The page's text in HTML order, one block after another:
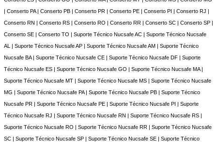
| Conserto PA | Conserto PB | Conserto PR | Conserto PE | Conserto PI | Conserto RJ |
Conserto RN | Conserto RS | Conserto RO | Conserto RR | Conserto SC | Conserto SP |
Conserto SE | Conserto TO | Suporte Técnico Nucsafe AC | Suporte Técnico Nucsafe
AL | Suporte Técnico Nucsafe AP | Suporte Técnico Nucsafe AM | Suporte Técnico
Nucsafe BA | Suporte Técnico Nucsafe CE | Suporte Técnico Nucsafe DF | Suporte
Técnico Nucsafe ES | Suporte Técnico Nucsafe GO | Suporte Técnico Nucsafe MA |
Suporte Técnico Nucsafe MT | Suporte Técnico Nucsafe MS | Suporte Técnico Nucsafe
MG | Suporte Técnico Nucsafe PA | Suporte Técnico Nucsafe PB | Suporte Técnico
Nucsafe PR | Suporte Técnico Nucsafe PE | Suporte Técnico Nucsafe PI | Suporte
Técnico Nucsafe RJ | Suporte Técnico Nucsafe RN | Suporte Técnico Nucsafe RS |
Suporte Técnico Nucsafe RO | Suporte Técnico Nucsafe RR | Suporte Técnico Nucsafe
SC | Suporte Técnico Nucsafe SP | Suporte Técnico Nucsafe SE | Suporte Técnico